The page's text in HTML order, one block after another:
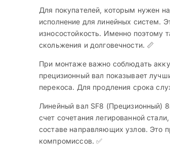
Для покупателей, которым нужен
исполнение для линейных систем.
износостойкость. Именно поэтому
скольжения и долговечности. 📏
При монтаже важно соблюдать
прецизионный вал показывает
перекоса. Для продления срока
Линейный вал SF8
счет сочетания легированной
составе направляющих узлов. Это
компромиссов. ✅